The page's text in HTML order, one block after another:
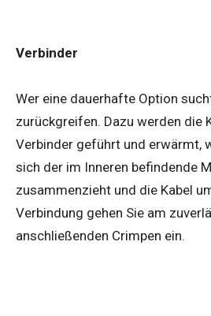
Verbinder
Wer eine dauerhafte Option
zurückgreifen. Dazu werden die
Verbinder geführt und erwärmt,
sich der im Inneren befindende
zusammenzieht und die Kabel
Verbindung gehen Sie am
anschließenden Crimpen ein.